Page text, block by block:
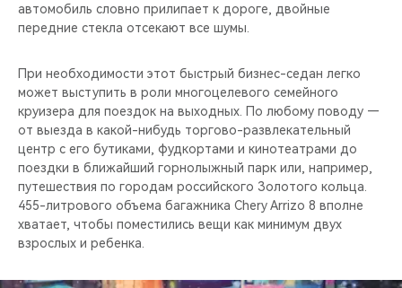
автомобиль словно прилипает к дороге, двойные
передние стекла отсекают все шумы.
При необходимости этот быстрый бизнес-седан легко
может выступить в роли многоцелевого семейного
круизера для поездок на выходных. По любому поводу —
от выезда в какой-нибудь торгово-развлекательный
центр с его бутиками, фудкортами и кинотеатрами до
поездки в ближайший горнолыжный парк или, например,
путешествия по городам российского Золотого кольца.
455-литрового объема багажника Chery Arrizo 8 вполне
хватает, чтобы поместились вещи как минимум двух
взрослых и ребенка.